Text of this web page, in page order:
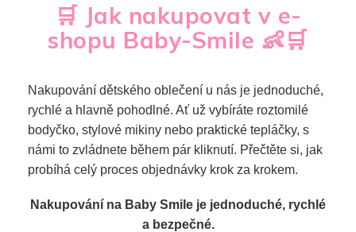
🛒 Jak nakupovat v e-
shopu Baby-Smile 👶🛒
Nakupování dětského oblečení u nás je jednoduché,
rychlé a hlavně pohodlné. Ať už vybíráte roztomilé
bodyčko, stylové mikiny nebo praktické tepláčky, s
námi to zvládnete během pár kliknutí. Přečtěte si, jak
probíhá celý proces objednávky krok za krokem.
Nakupování na Baby Smile je jednoduché, rychlé
a bezpečné.